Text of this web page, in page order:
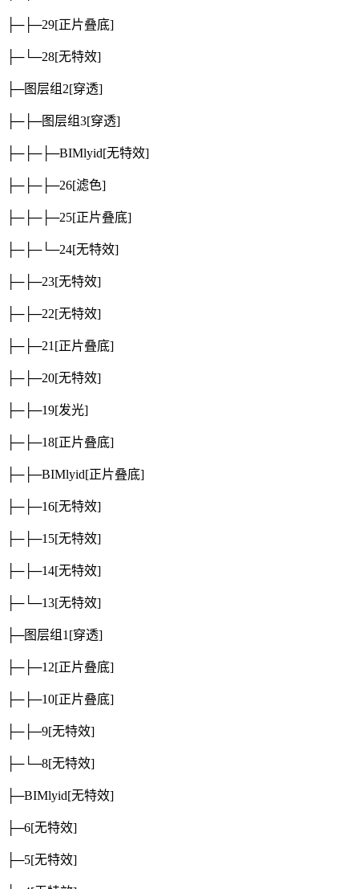
├─├─29[正片叠底]
├─└─28[无特效]
├─图层组2[穿透]
├─├─图层组3[穿透]
├─├─├─BIMlyid[无特效]
├─├─├─26[滤色]
├─├─├─25[正片叠底]
├─├─└─24[无特效]
├─├─23[无特效]
├─├─22[无特效]
├─├─21 [正片叠底]
├─├─20[无特效]
├─├─19[发光]
├─├─18[正片叠底]
├─├─BIMlyid[正片叠底]
├─├─16[无特效]
├─├─15[无特效]
├─├─14[无特效]
├─└─13[无特效]
├─图层组1 [穿透]
├─├─12[正片叠底]
├─├─10[正片叠底]
├─├─9[无特效]
├─└─8[无特效]
├─BIMlyid[无特效]
├─6[无特效]
├─5[无特效]